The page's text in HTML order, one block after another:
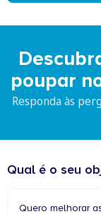
poupar
Responda às
Qual é o seu
Quero melhorar